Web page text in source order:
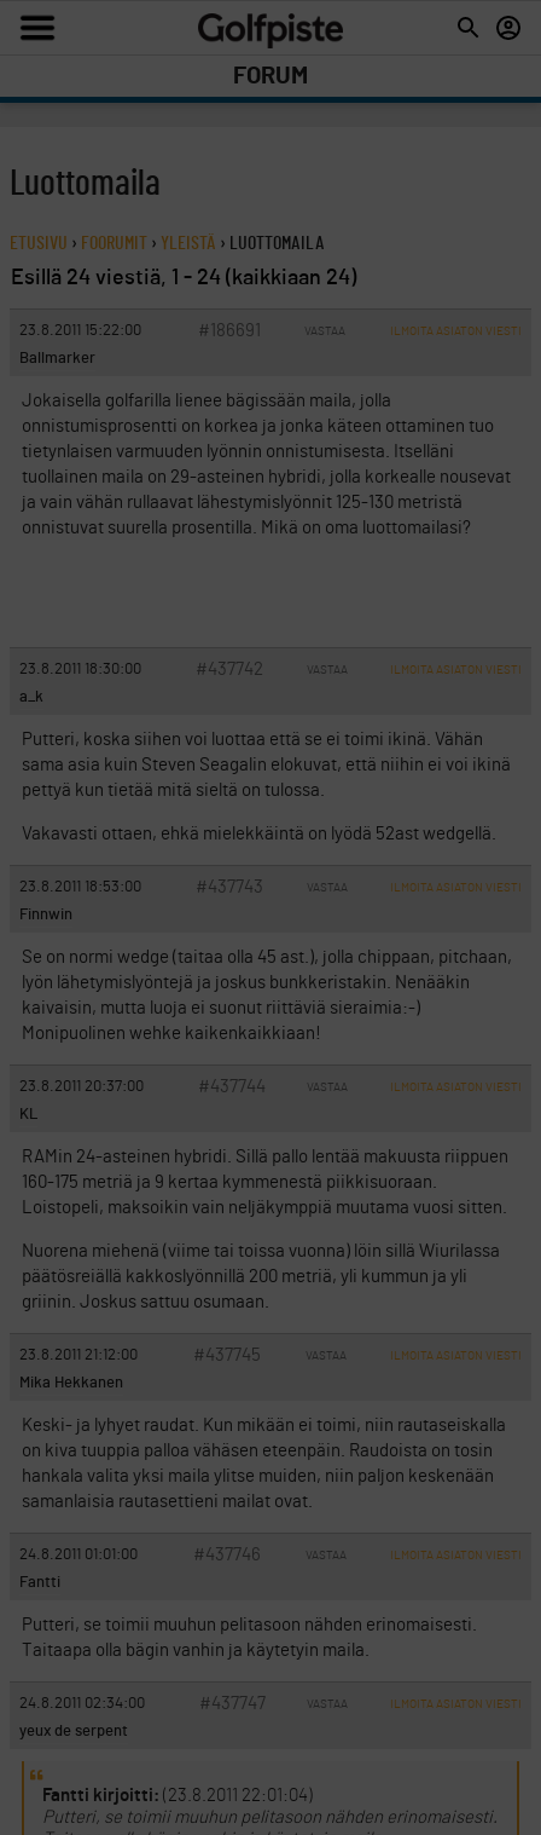
FORUM
Luottomaila
ETUSIVU › FOORUMIT › YLEISTÄ › LUOTTOMAILA
Esillä 24 viestiä, 1 - 24 (kaikkiaan 24)
23.8.2011 15:22:00 #186691 VASTAA ILMOITA ASIATON VIESTI
Ballmarker
Jokaisella golfarilla lienee bägissään maila, jolla
onnistumisprosentti on korkea ja jonka käteen ottaminen tuo
tietynlaisen varmuuden lyönnin onnistumisesta. Itselläni
tuollainen maila on 29-asteinen hybridi, jolla korkealle nousevat
ja vain vähän rullaavat lähestymislyönnit 125-130 metristä
onnistuvat suurella prosentilla. Mikä on oma luottomailasi?
23.8.2011 18:30:00 #437742 VASTAA ILMOITA ASIATON VIESTI
a_k
Putteri, koska siihen voi luottaa että se ei toimi ikinä. Vähän
sama asia kuin Steven Seagalin elokuvat, että niihin ei voi ikinä
pettyä kun tietää mitä sieltä on tulossa.
Vakavasti ottaen, ehkä mielekkäintä on lyödä 52ast wedgellä.
23.8.2011 18:53:00 #437743 VASTAA ILMOITA ASIATON VIESTI
Finnwin
Se on normi wedge (taitaa olla 45 ast.), jolla chippaan, pitchaan,
lyön lähetymislyöntejä ja joskus bunkkeristakin. Nenääkin
kaivaisin, mutta luoja ei suonut riittäviä sieraimia:-)
Monipuolinen wehke kaikenkaikkiaan!
23.8.2011 20:37:00 #437744 VASTAA ILMOITA ASIATON VIESTI
KL
RAMin 24-asteinen hybridi. Sillä pallo lentää makuusta riippuen
160-175 metriä ja 9 kertaa kymmenestä piikkisuoraan.
Loistopeli, maksoikin vain neljäkymppiä muutama vuosi sitten.
Nuorena miehenä (viime tai toissa vuonna) löin sillä Wiurilassa
päätösreiällä kakkoslyönnillä 200 metriä, yli kummun ja yli
griinin. Joskus sattuu osumaan.
23.8.2011 21:12:00 #437745 VASTAA ILMOITA ASIATON VIESTI
Mika Hekkanen
Keski- ja lyhyet raudat. Kun mikään ei toimi, niin rautaseiskalla
on kiva tuuppia palloa vähäsen eteenpäin. Raudoista on tosin
hankala valita yksi maila ylitse muiden, niin paljon keskenään
samanlaisia rautasettieni mailat ovat.
24.8.2011 01:01:00 #437746 VASTAA ILMOITA ASIATON VIESTI
Fantti
Putteri, se toimii muuhun pelitasoon nähden erinomaisesti.
Taitaapa olla bägin vanhin ja käytetyin maila.
24.8.2011 02:34:00 #437747 VASTAA ILMOITA ASIATON VIESTI
yeux de serpent
Fantti kirjoitti: (23.8.2011 22:01:04)
Putteri, se toimii muuhun pelitasoon nähden erinomaisesti.